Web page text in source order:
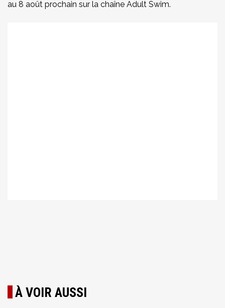
au 8 août prochain sur la chaîne Adult Swim.
À VOIR AUSSI